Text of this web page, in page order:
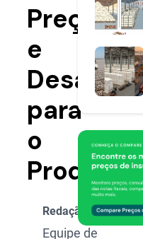
Preços
e
Desafios
para
o
Produtor
Redação Aegro
Equipe de